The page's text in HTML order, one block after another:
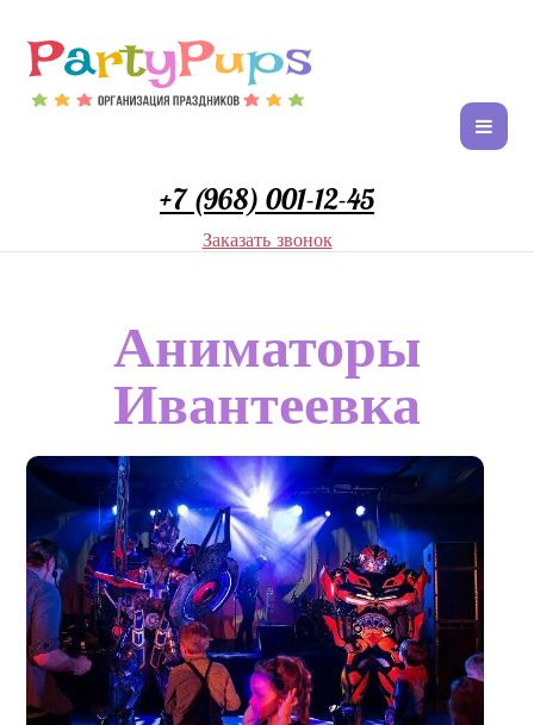
+7 (968) 001-12-45
Заказать звонок
Аниматоры
Ивантеевка